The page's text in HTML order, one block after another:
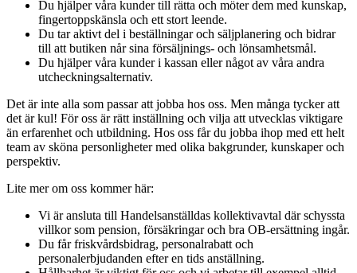
Du hjälper våra kunder till rätta och möter dem med kunskap,
fingertoppskänsla och ett stort leende.
Du tar aktivt del i beställningar och säljplanering och bidrar
till att butiken når sina försäljnings- och lönsamhetsmål.
Du hjälper våra kunder i kassan eller något av våra andra
utcheckningsalternativ.
Det är inte alla som passar att jobba hos oss. Men många tycker att
det är kul! För oss är rätt inställning och vilja att utvecklas viktigare
än erfarenhet och utbildning. Hos oss får du jobba ihop med ett helt
team av sköna personligheter med olika bakgrunder, kunskaper och
perspektiv.
Lite mer om oss kommer här:
Vi är ansluta till Handelsanställdas kollektivavtal där schyssta
villkor som pension, försäkringar och bra OB-ersättning ingår.
Du får friskvårdsbidrag, personalrabatt och
personalerbjudanden efter en tids anställning.